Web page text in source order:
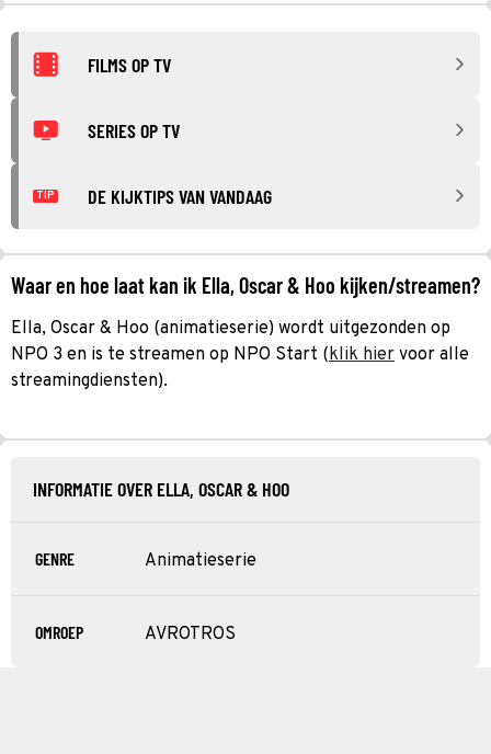
FILMS OP TV
SERIES OP TV
TIP DE KIJKTIPS VAN VANDAAG
Waar en hoe laat kan ik Ella, Oscar & Hoo kijken/streamen?
Ella, Oscar & Hoo (animatieserie) wordt uitgezonden op
NPO 3 en is te streamen op NPO Start (klik hier voor alle
streamingdiensten).
INFORMATIE OVER ELLA, OSCAR & HOO
GENRE Animatieserie
OMROEP AVROTROS